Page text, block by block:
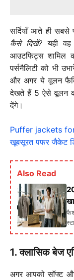
सर्दियाँ आते ही
कैसे दिखें? यही
आउटफिट्स शामिल
पर्सनैलिटी को भी
और अगर ये वूलन
देखते हैं 5 ऐसे वूलन
देंगे।
Puffer jackets
खूबसूरत पफर जैकेट
Also Read
1. क्लासिक बेज
अगर आपको सॉफ्ट